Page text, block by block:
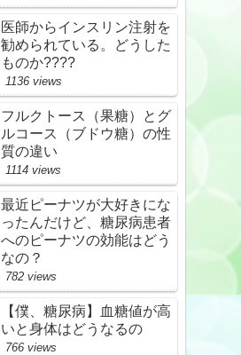
医師からインスリン注射を
勧められている。どうした
ものか????
1136 views
フルクトース（果糖）とグ
ルコース（ブドウ糖）の性
質の違い
1114 views
最近ピーナツが大好きにな
ったんだけど、糖尿病患者
へのピーナツの効能はどう
なの？
782 views
【僕、糖尿病】血糖値が高
いと身体はどうなるの
766 views